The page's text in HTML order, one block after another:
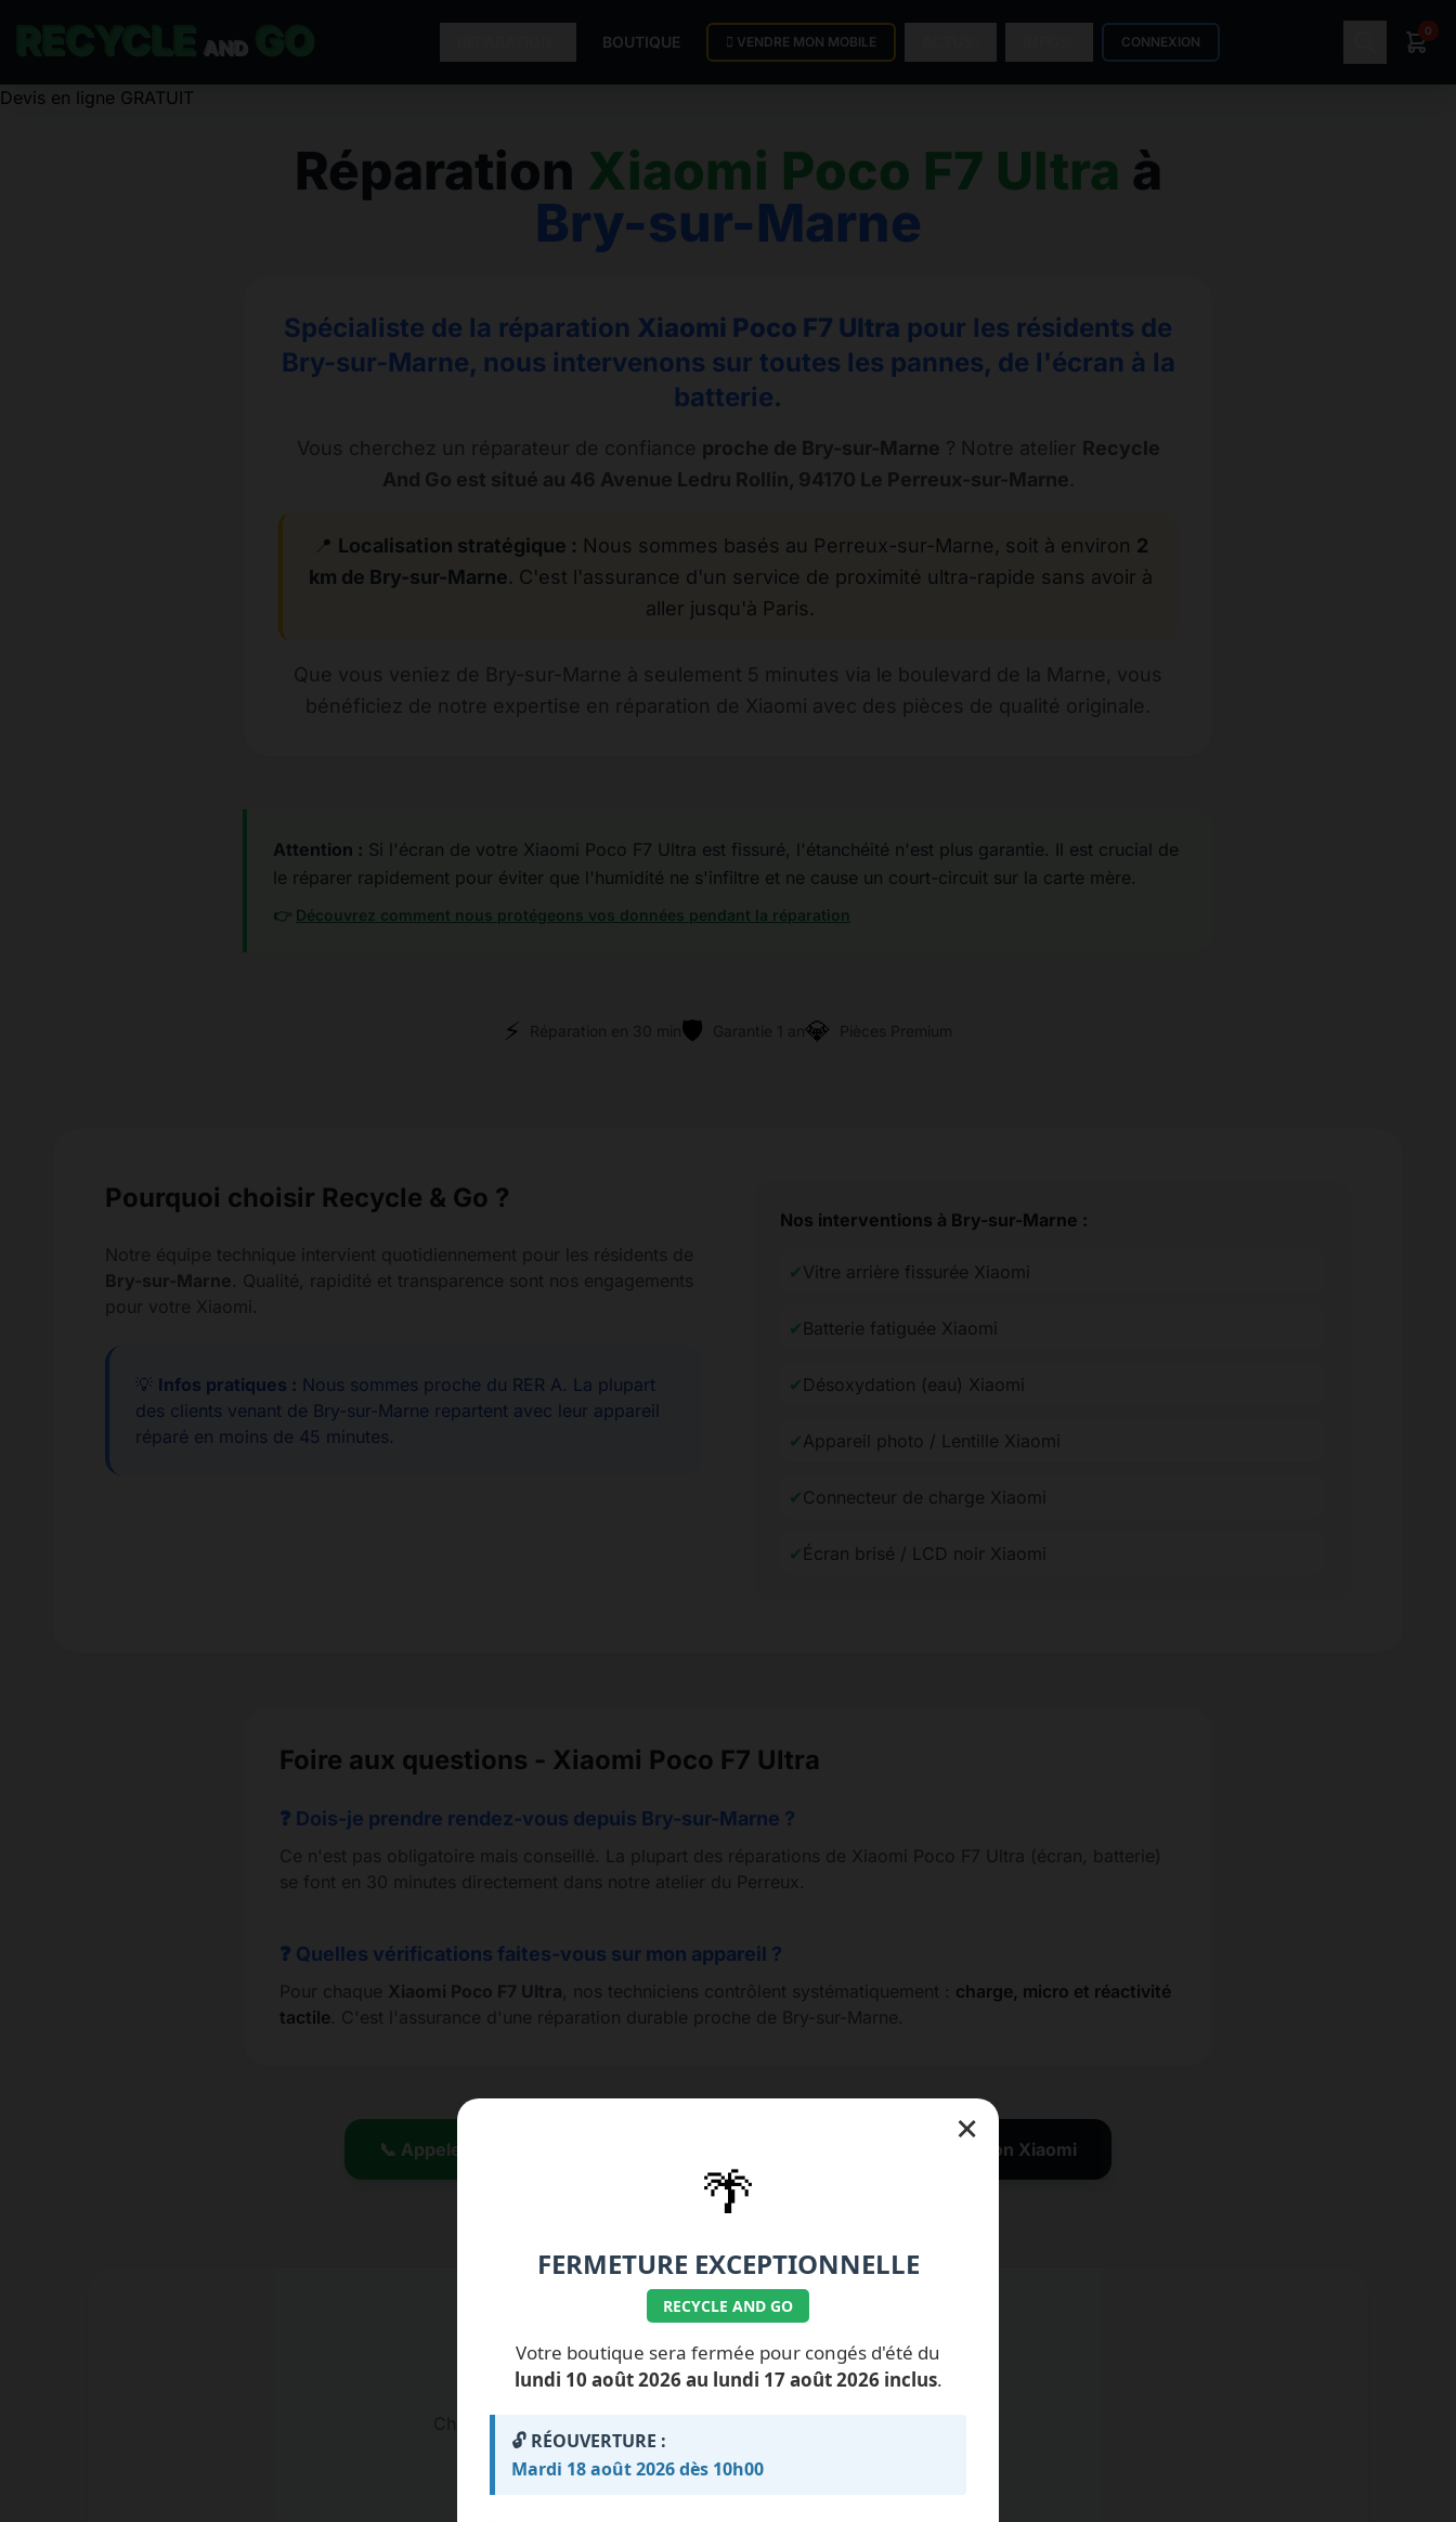
AND BOUTIQUE VENDRE MON MOBILE CONNEXION
0
Devis en ligne GRATUIT
Réparation Xiaomi Poco F7 Ultra à
Bry-sur-Marne
Spécialiste de la réparation Xiaomi Poco F7 Ultra pour les résidents de
Bry-sur-Marne, nous intervenons sur toutes les pannes, de l'écran à la
batterie.
Vous cherchez un réparateur de confiance proche de Bry-sur-Marne ? Notre atelier Recycle
And Go est situé au 46 Avenue Ledru Rollin, 94170 Le Perreux-sur-Marne.
📍 Localisation stratégique : Nous sommes basés au Perreux-sur-Marne, soit à environ 2
km de Bry-sur-Marne. C'est l'assurance d'un service de proximité ultra-rapide sans avoir à
aller jusqu'à Paris.
Que vous veniez de Bry-sur-Marne à seulement 5 minutes via le boulevard de la Marne, vous
bénéficiez de notre expertise en réparation de Xiaomi avec des pièces de qualité originale.
Attention : Si l'écran de votre Xiaomi Poco F7 Ultra est fissuré, l'étanchéité n'est plus garantie. Il est crucial de
le réparer rapidement pour éviter que l'humidité ne s'infiltre et ne cause un court-circuit sur la carte mère.
👉 Découvrez comment nous protégeons vos données pendant la réparation
⚡ Réparation en 30 min🛡️ Garantie 1 an💎 Pièces Premium
Pourquoi choisir Recycle & Go ?
Notre équipe technique intervient quotidiennement pour les résidents de
Bry-sur-Marne. Qualité, rapidité et transparence sont nos engagements
pour votre Xiaomi.
💡 Infos pratiques : Nous sommes proche du RER A. La plupart
des clients venant de Bry-sur-Marne repartent avec leur appareil
réparé en moins de 45 minutes.
Nos interventions à Bry-sur-Marne :
✔Vitre arrière fissurée Xiaomi
✔ Batterie fatiguée Xiaomi
✔ Désoxydation (eau) Xiaomi
✔Appareil photo / Lentille Xiaomi
✔Connecteur de charge Xiaomi
✔ Écran brisé / LCD noir Xiaomi
Foire aux questions - Xiaomi Poco F7 Ultra
❓ Dois-je prendre rendez-vous depuis Bry-sur-Marne ?
Ce n'est pas obligatoire mais conseillé. La plupart des réparations de Xiaomi Poco F7 Ultra (écran, batterie)
se font en 30 minutes directement dans notre atelier du Perreux.
❓ Quelles vérifications faites-vous sur mon appareil ?
Pour chaque Xiaomi Poco F7 Ultra, nos techniciens contrôlent systématiquement : charge, micro et réactivité
tactile. C'est l'assurance d'une réparation durable proche de Bry-sur-Marne.
📞 Appeler le 01.77.99.07.92 / 06.11.62.15.63 💰 Nos tarifs réparation Xiaomi
ILS NOUS FONT CONFIANCE
×
🌴
FERMETURE EXCEPTIONNELLE
RECYCLE AND GO
Votre boutique sera fermée pour congés d'été du
lundi 10 août 2026 au lundi 17 août 2026 inclus.
🔓 RÉOUVERTURE :
Mardi 18 août 2026 dès 10h00